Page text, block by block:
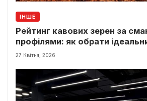
ІНШЕ
Рейтинг кавових зерен за
профілями: як обрати
27 Квітня, 2026